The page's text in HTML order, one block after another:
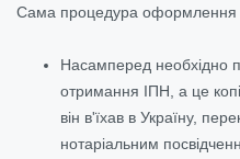
Сама процедура оформлення
Насамперед необхідно
отримання ІПН, а це
він в'їхав в Україну,
нотаріальним